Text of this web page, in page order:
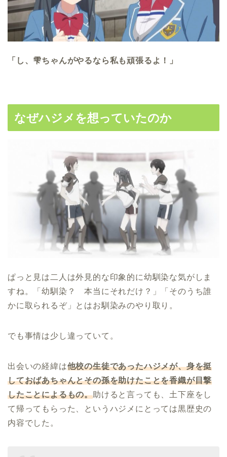
「し、雫ちゃんがやるなら私も頑張るよ！」
なぜハジメを想っていたのか
ぱっと見は二人は外見的な印象的に幼馴染な気がしま
すね。「幼馴染？ 本当にそれだけ？」「そのうち誰
かに取られるぞ」とはお馴染みのやり取り。
でも事情は少し違っていて。
出会いの経緯は他校の生徒であったハジメが、身を挺
しておばあちゃんとその孫を助けたことを香織が目撃
したことによるもの。助けると言っても、土下座をし
て帰ってもらった、というハジメにとっては黒歴史の
内容でした。